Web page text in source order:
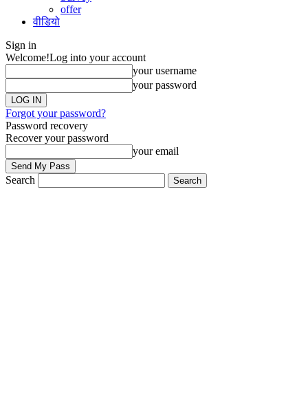
offer
वीडियो
Sign in
Welcome!Log into your account
your username
your password
Forgot your password?
Password recovery
Recover your password
your email
Search